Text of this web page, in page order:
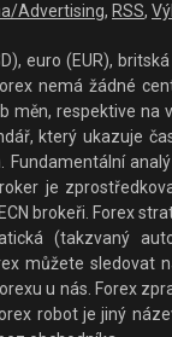
Advertising, RSS,
euro (EUR),
nemá žádné
měn, respektive
který ukazuje
je
brokeři. Forex
(takzvaný
můžete sledovat
u nás. Forex
robot je jiný